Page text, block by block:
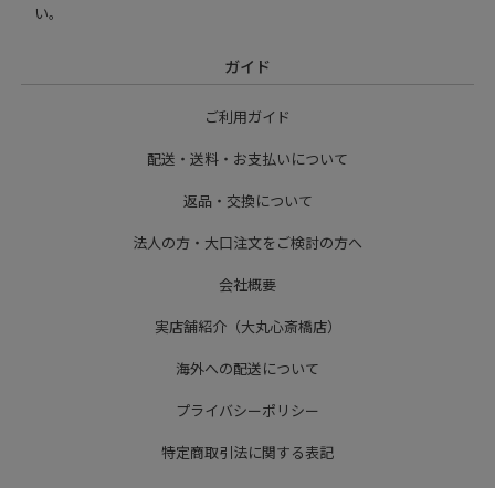
い。
ガイド
ご利用ガイド
配送・送料・お支払いについて
返品・交換について
法人の方・大口注文をご検討の方へ
会社概要
実店舗紹介（大丸心斎橋店）
海外への配送について
プライバシーポリシー
特定商取引法に関する表記